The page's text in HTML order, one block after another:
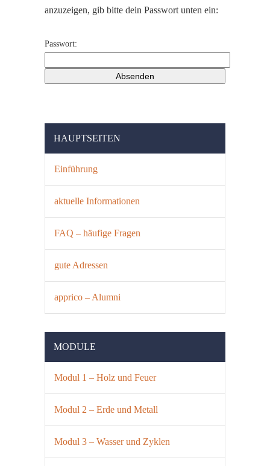
BÜCHER
COLOURS
KONTAKT
anzuzeigen, gib bitte dein Passwort unten ein:
Passwort:
HAUPTSEITEN
Einführung
aktuelle Informationen
FAQ – häufige Fragen
gute Adressen
apprico – Alumni
MODULE
Modul 1 – Holz und Feuer
Modul 2 – Erde und Metall
Modul 3 – Wasser und Zyklen